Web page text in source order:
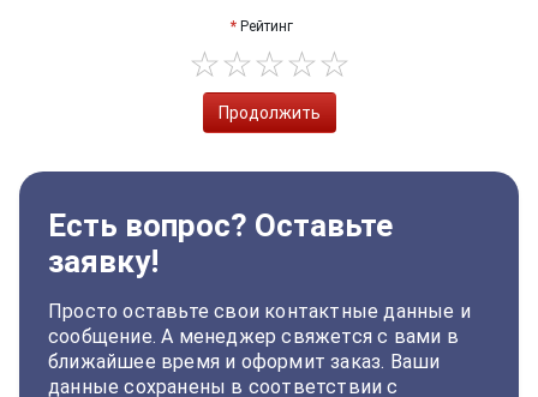
Рейтинг
Продолжить
Есть вопрос? Оставьте
заявку!
Просто оставьте свои контактные данные и
сообщение. А менеджер свяжется с вами в
ближайшее время и оформит заказ. Ваши
данные сохранены в соответствии с